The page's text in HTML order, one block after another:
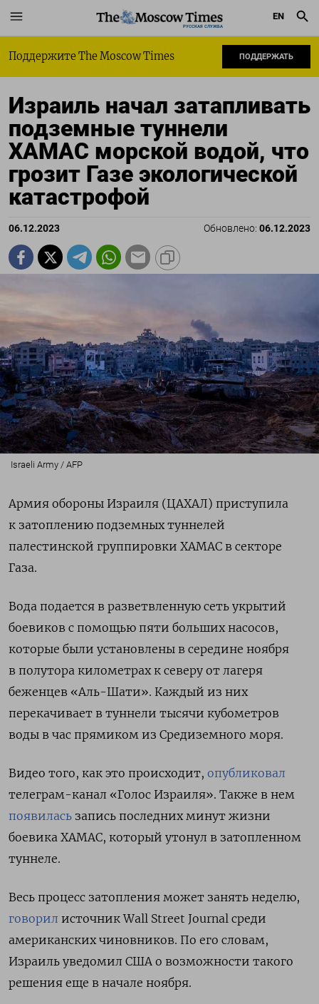
РУССКАЯ СЛУЖБА
EN
Поддержите The Moscow Times ПОДДЕРЖАТЬ
Израиль начал затапливать
подземные туннели
ХАМАС морской водой, что
грозит Газе экологической
катастрофой
06.12.2023 Обновлено: 06.12.2023
Israeli Army / AFP
Армия обороны Израиля (ЦАХАЛ) приступила
к затоплению подземных туннелей
палестинской группировки ХАМАС в секторе
Газа.
Вода подается в разветвленную сеть укрытий
боевиков с помощью пяти больших насосов,
которые были установлены в середине ноября
в полутора километрах к северу от лагеря
беженцев «Аль-Шати». Каждый из них
перекачивает в туннели тысячи кубометров
воды в час прямиком из Средиземного моря.
Видео того, как это происходит, опубликовал
телеграм-канал «Голос Израиля». Также в нем
появилась запись последних минут жизни
боевика ХАМАС, который утонул в затопленном
туннеле.
Весь процесс затопления может занять неделю,
говорил источник Wall Street Journal среди
американских чиновников. По его словам,
Израиль уведомил США о возможности такого
решения еще в начале ноября.